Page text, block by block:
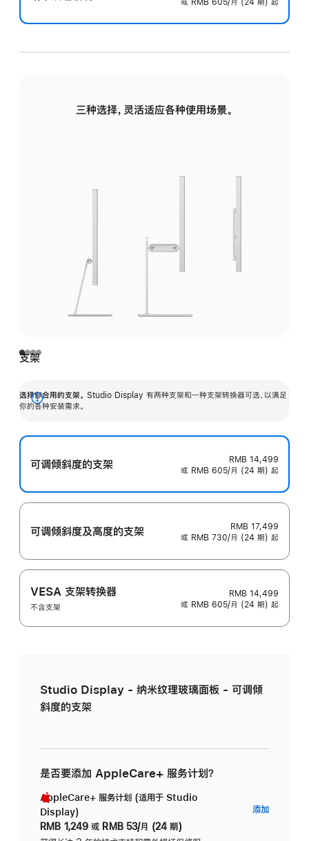
或 RMB 605/月 (24 期) 起
三种选择，灵活适应各种使用场景。
支架
选择你合用的支架。 Studio Display 有两种支架和一种支架转换器可选，以满足
你的各种安装需求。
展
可调倾斜度的支架
RMB 14,499
或 RMB 605/月 (24 期) 起
可调倾斜度及高‍度的支‍架
RMB 17,499
或 RMB 730/月 (24 期) 起
VESA 支架转换器
不含支架
RMB 14,499
或 RMB 605/月 (24 期) 起
Studio Display - 纳米纹理玻璃面板 - 可调倾
斜度的支架
是否要添加 AppleCare+ 服务计划？
AppleCare+ 服务计划 (适用于 Studio
Display)
RMB 1,249 或 RMB 53/月 (24 期)
添加